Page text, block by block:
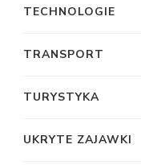
TECHNOLOGIE
TRANSPORT
TURYSTYKA
UKRYTE ZAJAWKI